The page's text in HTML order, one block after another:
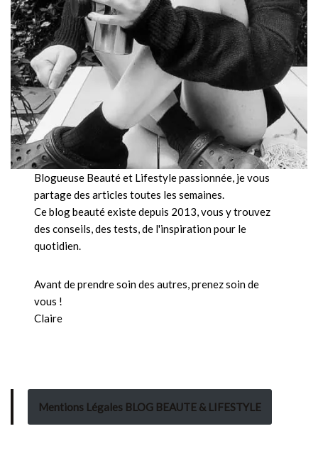
Blogueuse Beauté et Lifestyle passionnée, je vous
partage des articles toutes les semaines.
Ce blog beauté existe depuis 2013, vous y trouvez
des conseils, des tests, de l'inspiration pour le
quotidien.
Avant de prendre soin des autres, prenez soin de
vous !
Claire
Mentions Légales BLOG BEAUTE & LIFESTYLE